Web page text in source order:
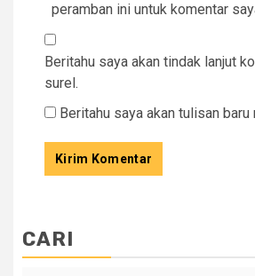
peramban ini untuk komentar
Beritahu saya akan tindak lanjut
surel.
Beritahu saya akan tulisan
CARI